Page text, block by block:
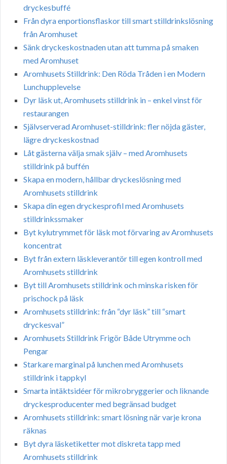
dryckesbuffé
Från dyra enportionsflaskor till smart stilldrinkslösning
från Aromhuset
Sänk dryckeskostnaden utan att tumma på smaken
med Aromhuset
Aromhusets Stilldrink: Den Röda Tråden i en Modern
Lunchupplevelse
Dyr läsk ut, Aromhusets stilldrink in – enkel vinst för
restaurangen
Självserverad Aromhuset-stilldrink: fler nöjda gäster,
lägre dryckeskostnad
Låt gästerna välja smak själv – med Aromhusets
stilldrink på buffén
Skapa en modern, hållbar dryckeslösning med
Aromhusets stilldrink
Skapa din egen dryckesprofil med Aromhusets
stilldrinkssmaker
Byt kylutrymmet för läsk mot förvaring av Aromhusets
koncentrat
Byt från extern läskleverantör till egen kontroll med
Aromhusets stilldrink
Byt till Aromhusets stilldrink och minska risken för
prischock på läsk
Aromhusets stilldrink: från “dyr läsk” till “smart
dryckesval”
Aromhusets Stilldrink Frigör Både Utrymme och
Pengar
Starkare marginal på lunchen med Aromhusets
stilldrink i tappkyl
Smarta intäktsidéer för mikrobryggerier och liknande
dryckesproducenter med begränsad budget
Aromhusets stilldrink: smart lösning när varje krona
räknas
Byt dyra läsketiketter mot diskreta tapp med
Aromhusets stilldrink